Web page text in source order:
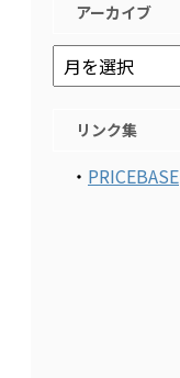
アーカイブ
リンク集
・ PRICEBASE